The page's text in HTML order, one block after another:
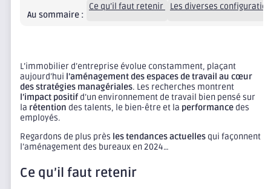
Au sommaire :
Ce qu’il faut retenir Les diverses
L’immobilier d’entreprise évolue constamment, plaçant
aujourd’hui l’aménagement des espaces de travail au cœur
des stratégies managériales. Les recherches montrent
l’impact positifd’un environnement de travail bien pensé sur
la rétention des talents, le bien-être et la performance des
employés.
Regardons de plus près les tendances actuelles qui façonnent
l’aménagement des bureaux en 2024…
Ce qu’il faut retenir